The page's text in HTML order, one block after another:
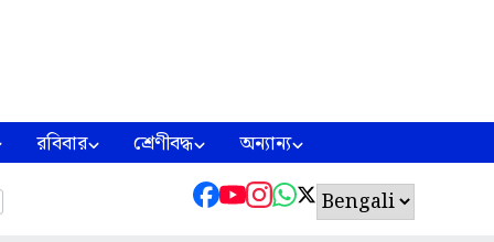
রবিবার শ্রেণীবদ্ধ অন্যান্য